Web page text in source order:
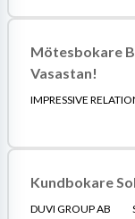
Mötesbokare
Vasastan!
IMPRESSIVE
Kundbokare
DUVI GROUP AB